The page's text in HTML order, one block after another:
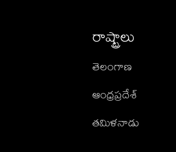
రాష్ట్రాలు
తెలంగాణ
ఆంధ్రప్రదేశ్
తమిళనాడు